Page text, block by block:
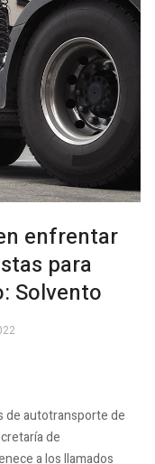
enfrentar
para
Solvento
de autotransporte de
de
a los llamados